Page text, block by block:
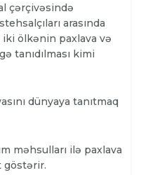
çərçivəsində
arasında
iki ölkənin paxlava və
tanıdılması kimi
dünyaya tanıtmaq
məhsulları ilə paxlava
göstərir.